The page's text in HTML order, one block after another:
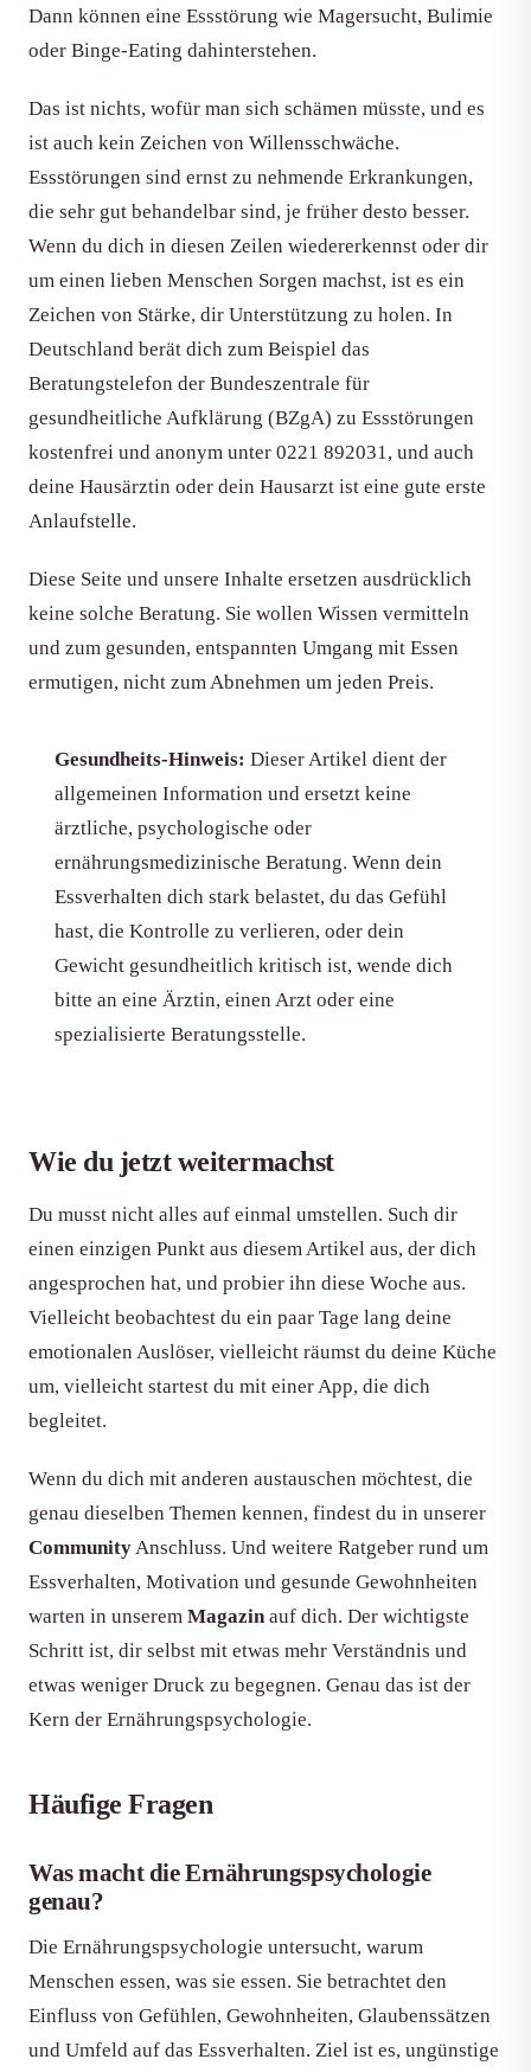
Dann können eine Essstörung wie Magersucht, Bulimie
oder Binge-Eating dahinterstehen.
Das ist nichts, wofür man sich schämen müsste, und es
ist auch kein Zeichen von Willensschwäche.
Essstörungen sind ernst zu nehmende Erkrankungen,
die sehr gut behandelbar sind, je früher desto besser.
Wenn du dich in diesen Zeilen wiedererkennst oder dir
um einen lieben Menschen Sorgen machst, ist es ein
Zeichen von Stärke, dir Unterstützung zu holen. In
Deutschland berät dich zum Beispiel das
Beratungstelefon der Bundeszentrale für
gesundheitliche Aufklärung (BZgA) zu Essstörungen
kostenfrei und anonym unter 0221 892031, und auch
deine Hausärztin oder dein Hausarzt ist eine gute erste
Anlaufstelle.
Diese Seite und unsere Inhalte ersetzen ausdrücklich
keine solche Beratung. Sie wollen Wissen vermitteln
und zum gesunden, entspannten Umgang mit Essen
ermutigen, nicht zum Abnehmen um jeden Preis.
Gesundheits-Hinweis: Dieser Artikel dient der
allgemeinen Information und ersetzt keine
ärztliche, psychologische oder
ernährungsmedizinische Beratung. Wenn dein
Essverhalten dich stark belastet, du das Gefühl
hast, die Kontrolle zu verlieren, oder dein
Gewicht gesundheitlich kritisch ist, wende dich
bitte an eine Ärztin, einen Arzt oder eine
spezialisierte Beratungsstelle.
Wie du jetzt weitermachst
Du musst nicht alles auf einmal umstellen. Such dir
einen einzigen Punkt aus diesem Artikel aus, der dich
angesprochen hat, und probier ihn diese Woche aus.
Vielleicht beobachtest du ein paar Tage lang deine
emotionalen Auslöser, vielleicht räumst du deine Küche
um, vielleicht startest du mit einer App, die dich
begleitet.
Wenn du dich mit anderen austauschen möchtest, die
genau dieselben Themen kennen, findest du in unserer
CommunityAnschluss. Und weitere Ratgeber rund um
Essverhalten, Motivation und gesunde Gewohnheiten
warten in unserem Magazinauf dich. Der wichtigste
Schritt ist, dir selbst mit etwas mehr Verständnis und
etwas weniger Druck zu begegnen. Genau das ist der
Kern der Ernährungspsychologie.
Häufige Fragen
Was macht die Ernährungspsychologie
genau?
Die Ernährungspsychologie untersucht, warum
Menschen essen, was sie essen. Sie betrachtet den
Einfluss von Gefühlen, Gewohnheiten, Glaubenssätzen
und Umfeld auf das Essverhalten. Ziel ist es, ungünstige